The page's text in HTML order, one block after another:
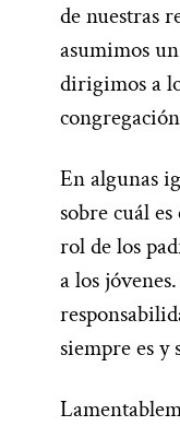
de nuestras
asumimos
dirigimos a
En algunas
sobre cuál
rol de los
a los
siempre es y